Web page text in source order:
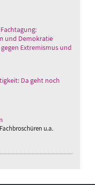
und Demokratie
Extremismus und
Da geht noch
u.a.